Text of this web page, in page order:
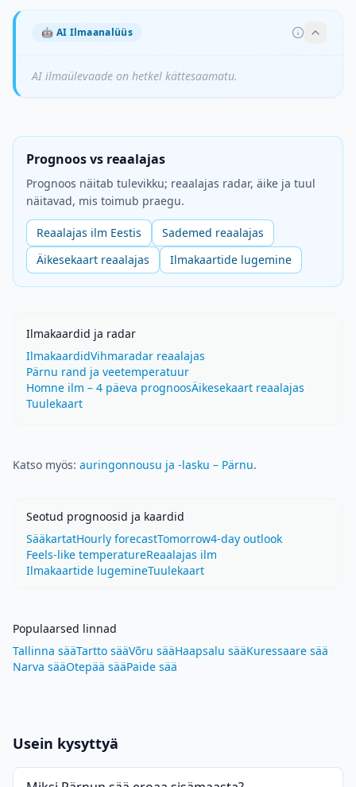
🤖 AI Ilmaanalüüs
AI ilmaülevaade on hetkel kättesaamatu.
Prognoos vs reaalajas
Prognoos näitab tulevikku; reaalajas radar, äike ja tuul
näitavad, mis toimub praegu.
Reaalajas ilm Eestis
Sademed reaalajas
Äikesekaart reaalajas
Ilmakaartide lugemine
Ilmakaardid ja radar
IlmakaardidVihmaradar reaalajas
Pärnu rand ja veetemperatuur
Homne ilm – 4 päeva prognoosÄikesekaart reaalajas
Tuulekaart
Katso myös: auringonnousu ja -lasku – Pärnu.
Seotud prognoosid ja kaardid
SääkartatHourly forecastTomorrow4-day outlook
Feels-like temperatureReaalajas ilm
Ilmakaartide lugemineTuulekaart
Populaarsed linnad
Tallinna sääTartto sääVõru sääHaapsalu sääKuressaare sää
Narva sääOtepää sääPaide sää
Usein kysyttyä